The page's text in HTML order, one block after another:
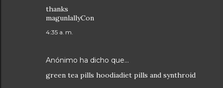
thanks
magunlallyCon
4:35 a. m.
Anónimo ha dicho que…
green tea pills hoodiadiet pills and synthroid